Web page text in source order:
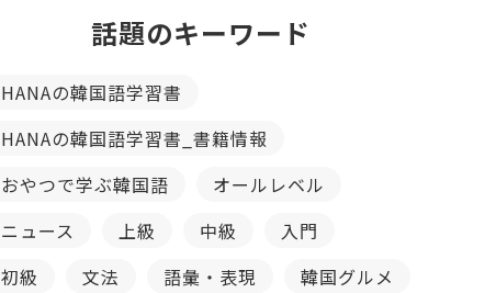
話題のキーワード
HANAの韓国語学習書
HANAの韓国語学習書_書籍情報
おやつで学ぶ韓国語
オールレベル
ニュース
上級 中級
入門
初級
文法 語彙・表現
韓国グルメ